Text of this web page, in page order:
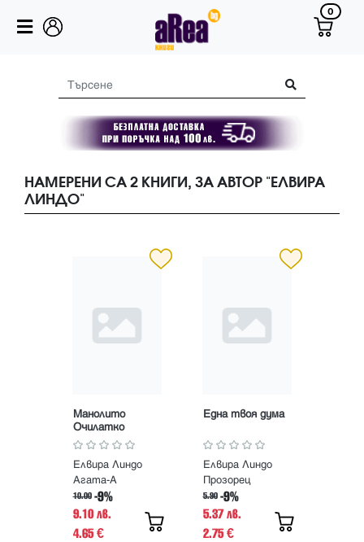
0
НАМЕРЕНИ СА 2 КНИГИ, ЗА АВТОР "ЕЛВИРА
ЛИНДО"
Манолито
Очилатко
Елвира Линдо
Агата-А
10.00 -9%
9.10 лв.
4.65 €
Една твоя дума
Елвира Линдо
Прозорец
5.90 -9%
5.37 лв.
2.75 €